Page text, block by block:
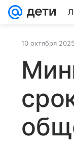
10 октября 2025